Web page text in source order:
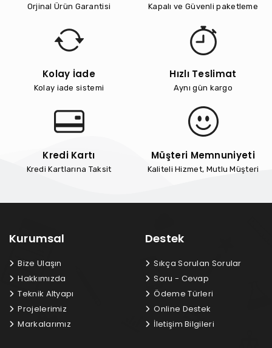
Orjinal Ürün Garantisi Kapalı ve Güvenli paketleme
Kolay İade
Kolay iade sistemi
Hızlı Teslimat
Aynı gün kargo
Kredi Kartı
Kredi Kartlarına Taksit
Müşteri Memnuniyeti
Kaliteli Hizmet, Mutlu Müşteri
Kurumsal
Bize Ulaşın
Hakkımızda
Teknik Altyapı
Projelerimiz
Markalarımız
Destek
Sıkça Sorulan Sorular
Soru - Cevap
Ödeme Türleri
Online Destek
İletişim Bilgileri